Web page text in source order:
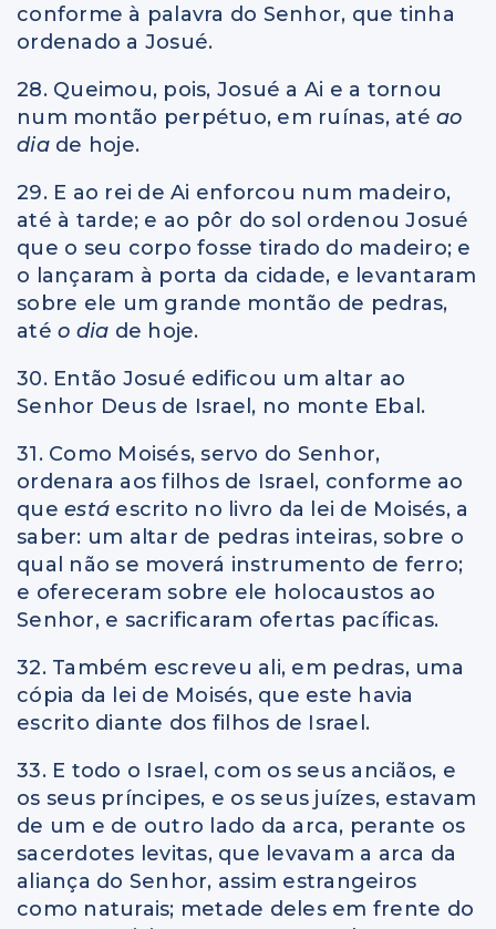
conforme à palavra do Senhor, que tinha
ordenado a Josué.
28. Queimou, pois, Josué a Ai e a tornou
num montão perpétuo, em ruínas, até ao
dia de hoje.
29. E ao rei de Ai enforcou num madeiro,
até à tarde; e ao pôr do sol ordenou Josué
que o seu corpo fosse tirado do madeiro; e
o lançaram à porta da cidade, e levantaram
sobre ele um grande montão de pedras,
até o dia de hoje.
30. Então Josué edificou um altar ao
Senhor Deus de Israel, no monte Ebal.
31. Como Moisés, servo do Senhor,
ordenara aos filhos de Israel, conforme ao
que está escrito no livro da lei de Moisés, a
saber: um altar de pedras inteiras, sobre o
qual não se moverá instrumento de ferro;
e ofereceram sobre ele holocaustos ao
Senhor, e sacrificaram ofertas pacíficas.
32. Também escreveu ali, em pedras, uma
cópia da lei de Moisés, que este havia
escrito diante dos filhos de Israel.
33. E todo o Israel, com os seus anciãos, e
os seus príncipes, e os seus juízes, estavam
de um e de outro lado da arca, perante os
sacerdotes levitas, que levavam a arca da
aliança do Senhor, assim estrangeiros
como naturais; metade deles em frente do